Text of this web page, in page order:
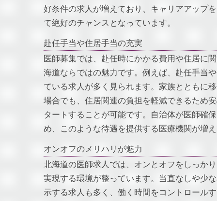
好条件の求人が増えており、キャリアアップ
て絶好のチャンスとなっています。
赴任手当や住居手当の充実
医師募集では、赴任時にかかる費用や住居に
海道ならではの魅力です。例えば、赴任手当
ている求人が多く見られます。家族とともに
場合でも、住居関連の負担を軽減できるため
タートすることが可能です。自治体が医師確
め、このような待遇を提供する医療機関が増
オンオフのメリハリが魅力
北海道の医師求人では、オンとオフをしっか
実現する環境が整っています。当直なしや少
示する求人も多く、働く時間をコントロール